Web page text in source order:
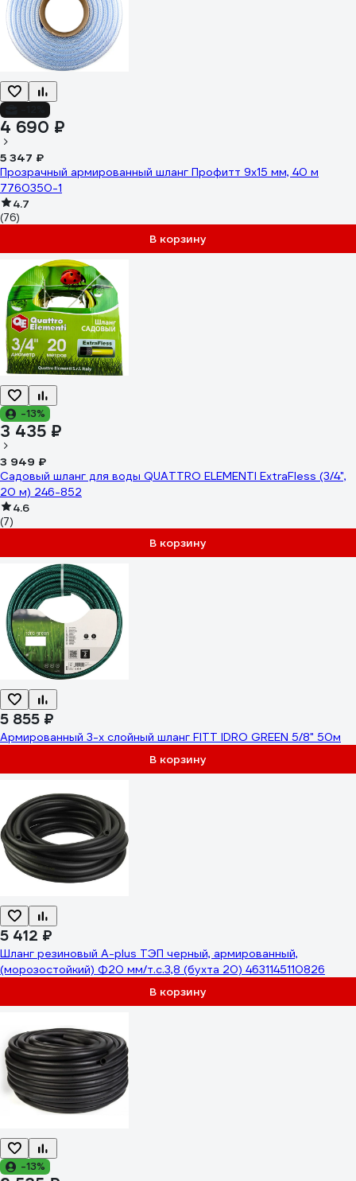
4 690 ₽
5 347 ₽
Прозрачный армированный шланг Профитт 9х15 мм, 40 м
7760350-1
4.7
(76)
В корзину
-13%
3 435 ₽
3 949 ₽
Садовый шланг для воды QUATTRO ELEMENTI ExtraFless (3/4",
20 м) 246-852
4.6
(7)
В корзину
5 855 ₽
Армированный 3-х слойный шланг FITT IDRO GREEN 5/8" 50м
В корзину
5 412 ₽
Шланг резиновый A-plus ТЭП черный, армированный,
(морозостойкий) Ф20 мм/т.с.3,8 (бухта 20) 4631145110826
В корзину
-13%